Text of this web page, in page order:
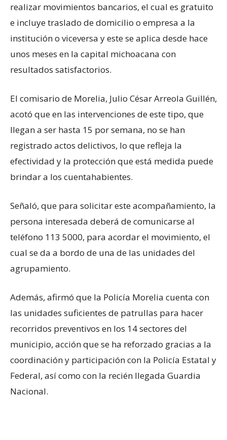
realizar movimientos bancarios, el cual es gratuito
e incluye traslado de domicilio o empresa a la
institución o viceversa y este se aplica desde hace
unos meses en la capital michoacana con
resultados satisfactorios.
El comisario de Morelia, Julio César Arreola Guillén,
acotó que en las intervenciones de este tipo, que
llegan a ser hasta 15 por semana, no se han
registrado actos delictivos, lo que refleja la
efectividad y la protección que está medida puede
brindar a los cuentahabientes.
Señaló, que para solicitar este acompañamiento, la
persona interesada deberá de comunicarse al
teléfono 113 5000, para acordar el movimiento, el
cual se da a bordo de una de las unidades del
agrupamiento.
Además, afirmó que la Policía Morelia cuenta con
las unidades suficientes de patrullas para hacer
recorridos preventivos en los 14 sectores del
municipio, acción que se ha reforzado gracias a la
coordinación y participación con la Policía Estatal y
Federal, así como con la recién llegada Guardia
Nacional.